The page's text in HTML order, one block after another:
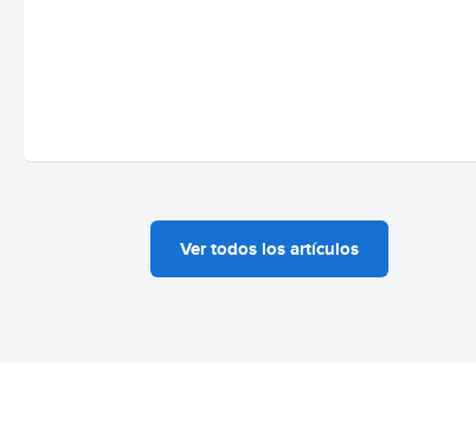
Ver todos los artículos